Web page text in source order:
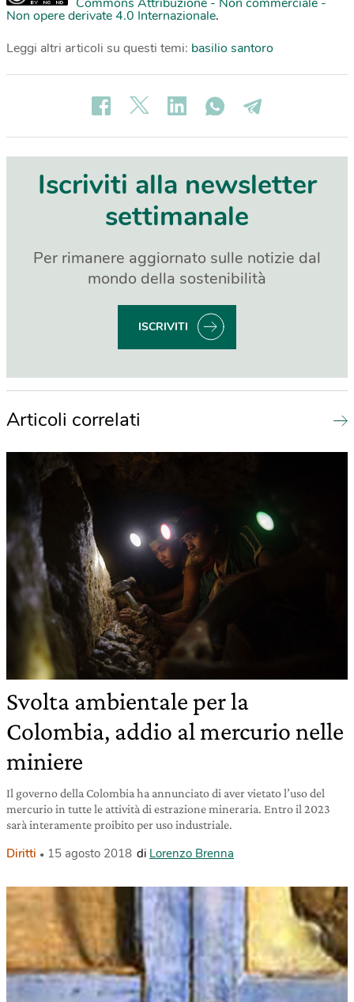
Non opere derivate 4.0 Internazionale.
Leggi altri articoli su questi temi: basilio santoro
Iscriviti alla newsletter
settimanale
Per rimanere aggiornato sulle notizie dal
mondo della sostenibilità
ISCRIVITI
Articoli correlati
Svolta ambientale per la
Colombia, addio al mercurio nelle
miniere
Il governo della Colombia ha annunciato di aver vietato l’uso del
mercurio in tutte le attività di estrazione mineraria. Entro il 2023
sarà interamente proibito per uso industriale.
Diritti 15 agosto 2018 di Lorenzo Brenna